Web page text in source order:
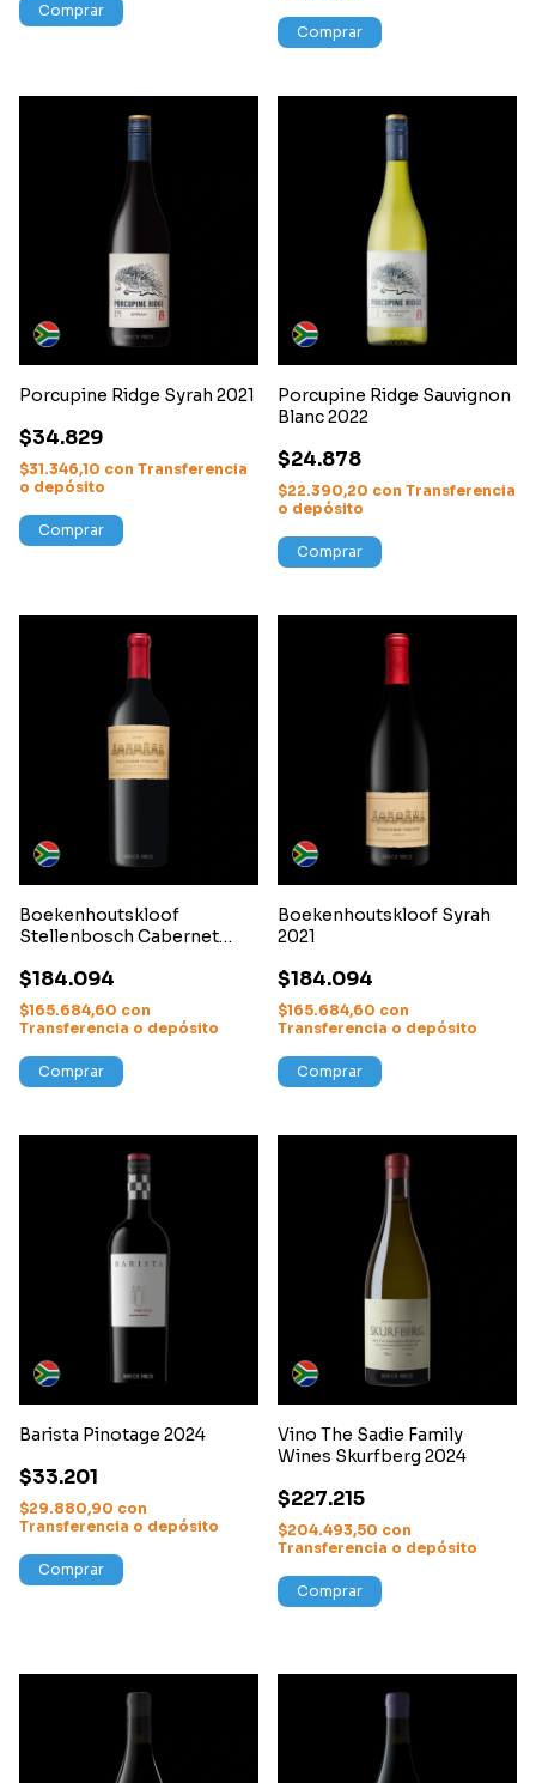
Comprar
Comprar
Porcupine Ridge Syrah 2021
$34.829
$31.346,10 con Transferencia
o depósito
Comprar
Porcupine Ridge Sauvignon
Blanc 2022
$24.878
$22.390,20 con Transferencia
o depósito
Comprar
Boekenhoutskloof
Stellenbosch Cabernet
$184.094
$165.684,60 con
Transferencia o depósito
Comprar
Boekenhoutskloof Syrah
2021
$184.094
$165.684,60 con
Transferencia o depósito
Comprar
Barista Pinotage 2024
$33.201
$29.880,90 con
Transferencia o depósito
Comprar
Vino The Sadie Family
Wines Skurfberg 2024
$227.215
$204.493,50 con
Transferencia o depósito
Comprar